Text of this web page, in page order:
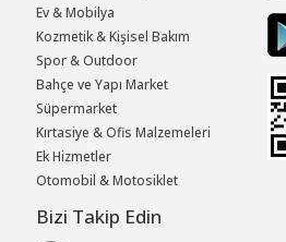
Ev & Mobilya
Kozmetik & Kişisel Bakım
Spor & Outdoor
Bahçe ve Yapı Market
Süpermarket
Kırtasiye & Ofis Malzemeleri
Ek Hizmetler
Otomobil & Motosiklet
Bizi Takip Edin